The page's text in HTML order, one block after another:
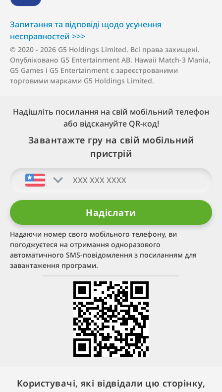
Запитання та відповіді щодо усунення
несправностей >>>
© 2020 - 2026 G5 Holdings Limited. Всі права захищені.
Опубліковано G5 Entertainment AB. Hawaii Match-3 Mania,
G5 Games і G5 Entertainment є зареєстрованими
торговими марками G5 Holdings Limited.
Надішліть посилання на свій мобільний телефон
або відскануйте QR‑код!
Завантажте гру на свій мобільний
пристрій
Надаючи номер свого мобільного телефону, ви
погоджуєтеся на отримання одноразового
автоматичного SMS-повідомлення з посиланням для
завантаження програми.
Користувачі, які відвідали цю сторінку,